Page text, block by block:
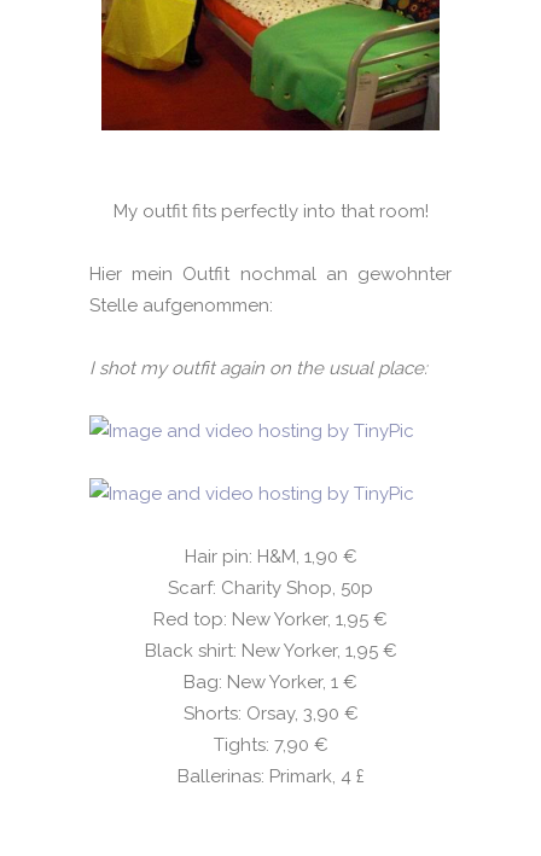
My outfit fits perfectly into that room!
Hier mein Outfit nochmal an gewohnter
Stelle aufgenommen:
I shot my outfit again on the usual place:
Hair pin: H&M, 1,90 €
Scarf: Charity Shop, 50p
Red top: New Yorker, 1,95 €
Black shirt: New Yorker, 1,95 €
Bag: New Yorker, 1 €
Shorts: Orsay, 3,90 €
Tights: 7,90 €
Ballerinas: Primark, 4 £